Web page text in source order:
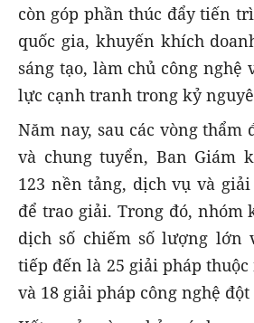
còn góp phần thúc đẩy tiến
quốc gia, khuyến khích
sáng tạo, làm chủ công nghệ
lực cạnh tranh trong kỷ
Năm nay, sau các vòng
và chung tuyển, Ban Giám
123 nền tảng, dịch vụ và giải
để trao giải. Trong đó, nhóm
dịch số chiếm số lượng lớn
tiếp đến là 25 giải pháp
và 18 giải pháp công nghệ đột